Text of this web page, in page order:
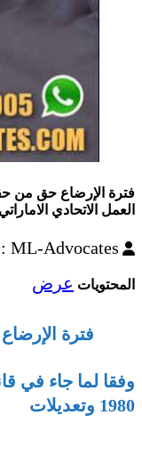
فترة الإرضاع حق من
العمل الاتحادي
ML-Advocates
المحتويات عرض
فترة
1980 وتعديلات